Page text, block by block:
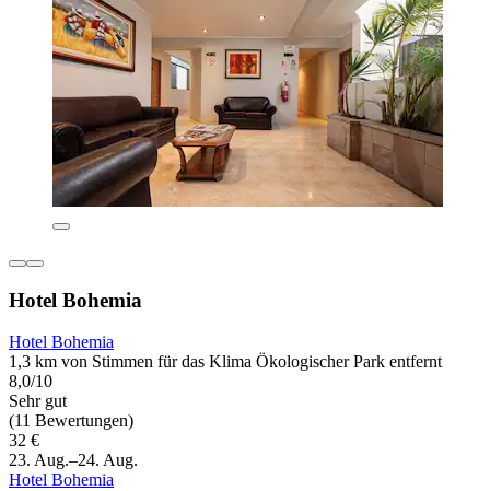
Hotel Bohemia
Hotel Bohemia
1,3 km von Stimmen für das Klima Ökologischer Park entfernt
8,0/10
Sehr gut
(11 Bewertungen)
32 €
23. Aug.–24. Aug.
Hotel Bohemia